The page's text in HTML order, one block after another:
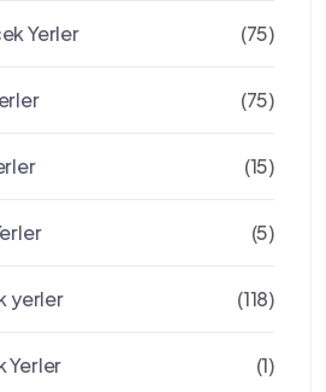
Yerler (75)
(75)
(15)
(5)
yerler (118)
Yerler (1)